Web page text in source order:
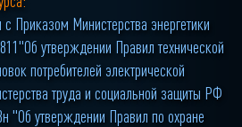
с Приказом Министерства энергетики
утверждении Правил технической
потребителей электрической
труда и социальной защиты РФ
"Об утверждении Правил по охране